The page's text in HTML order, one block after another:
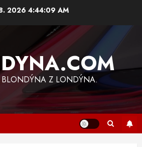
2026 4:44:09 AM
Z LONDÝNA.